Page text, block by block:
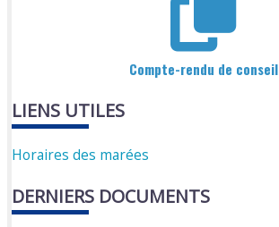
Compte-rendu de conseil
LIENS UTILES
Horaires des marées
DERNIERS DOCUMENTS